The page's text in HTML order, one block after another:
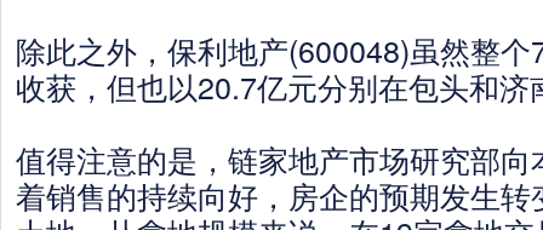
除此之外，保利地产(600048)虽然整
收获，但也以20.7亿元分别在包头和济
值得注意的是，链家地产市场研究部
着销售的持续向好，房企的预期发生